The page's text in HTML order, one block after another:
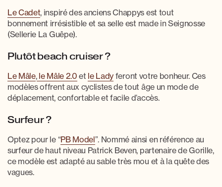
Le Cadet, inspiré des anciens Chappys est tout
bonnement irrésistible et sa selle est made in Seignosse
(Sellerie La Guêpe).
Plutôt beach cruiser ?
Le Mâle,le Mâle 2.0 et le Lady feront votre bonheur. Ces
modèles offrent aux cyclistes de tout âge un mode de
déplacement, confortable et facile d’accès.
Surfeur ?
Optez pour le “PB Model”. Nommé ainsi en référence au
surfeur de haut niveau Patrick Beven, partenaire de Gorille,
ce modèle est adapté au sable très mou et à la quête des
vagues.